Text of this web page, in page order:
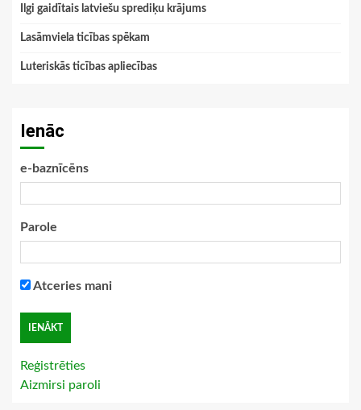
Ilgi gaidītais latviešu sprediķu krājums
Lasāmviela ticības spēkam
Luteriskās ticības apliecības
Ienāc
e-baznīcēns
Parole
Atceries mani
Reģistrēties
Aizmirsi paroli